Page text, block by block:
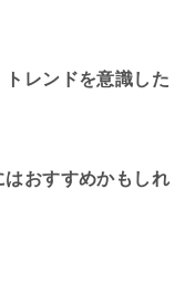
レンドを意識した
はおすすめかもしれ